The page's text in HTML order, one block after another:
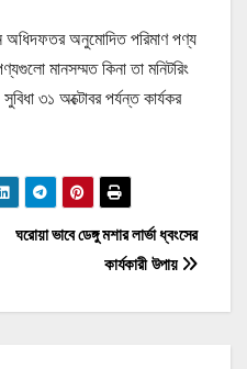
অধিদফতর অনুমোদিত পরিমাণ পণ্য
মানসম্মত কিনা তা মনিটরিং
৩১ অক্টোবর পর্যন্ত কার্যকর
ঘরোয়া ভাবে ডেঙ্গু মশার লার্ভা ধ্বংসের
কার্যকারী উপায়